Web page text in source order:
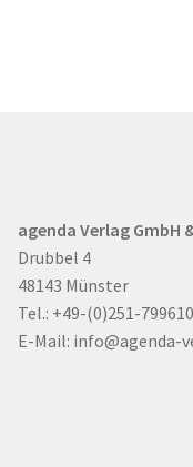
agenda Verlag GmbH
Drubbel 4
48143 Münster
Tel.: +49-(0)251-799610
E-Mail: info@agenda-